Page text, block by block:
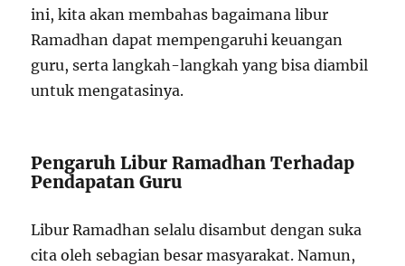
ini, kita akan membahas bagaimana libur
Ramadhan dapat mempengaruhi keuangan
guru, serta langkah-langkah yang bisa diambil
untuk mengatasinya.
Pengaruh Libur Ramadhan Terhadap
Pendapatan Guru
Libur Ramadhan selalu disambut dengan suka
cita oleh sebagian besar masyarakat. Namun,